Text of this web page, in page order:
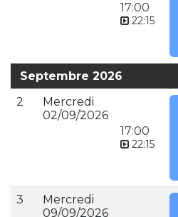
17:00
22:15
Septembre 2026
2
Mercredi
02/09/2026
17:00
22:15
3
Mercredi
09/09/2026